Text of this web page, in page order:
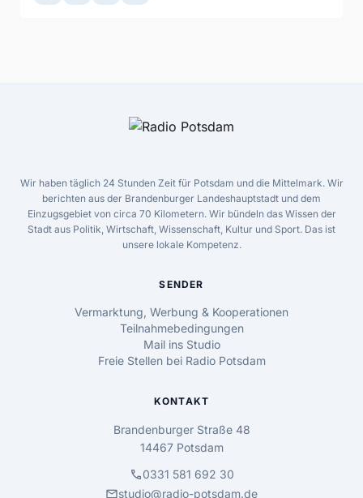
Wir haben täglich 24 Stunden Zeit für Potsdam und die Mittelmark. Wir
berichten aus der Brandenburger Landeshauptstadt und dem
Einzugsgebiet von circa 70 Kilometern. Wir bündeln das Wissen der
Stadt aus Politik, Wirtschaft, Wissenschaft, Kultur und Sport. Das ist
unsere lokale Kompetenz.
SENDER
Vermarktung, Werbung & Kooperationen
Teilnahmebedingungen
Mail ins Studio
Freie Stellen bei Radio Potsdam
KONTAKT
Brandenburger Straße 48
14467 Potsdam
call0331 581 692 30
mailstudio@radio-potsdam.de